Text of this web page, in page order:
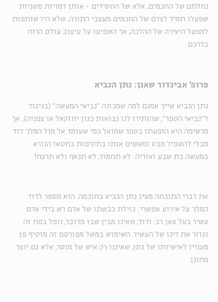
נחלתם של החכמים, אלא של החסידים - אותן דמויות משניות
שפעלו תמיד לצדם של החכמים מעצבי התורה, שלא היו שותפות
למפעל היצירה של ההלכה, אך השפיעו על עיצוב עולם הרוח
בדרכם.
פרופ' אביגדור שאנן: נתן הנביא
נתן הנביא שייך אמנם למה שמכונה "נביאי המעשה" (בניגוד
ל"נביאי הספר", שהותירו לנו נבואות כגון יחזקאל או צפניה), אך
מרשימה היא הופעתו בספר שמואל כמי שעומד אל מול המלך דוד
מבלי להשפיל מבט ומאשים אותו בתקיפות בחטאו הנורא
במעשה בת שבע ואוריה: לא תחמוד, לא תנאף ולא תרצח!
את דברי התוכחה מציג נתן הנביא בחוכמה. הוא מספר לדוד
המלך על אירוע אפשרי: גזילת כבשתו של אדם רש בידי אדם
עשיר בעל צאן רב. ודוד, שאינו מבין שבו מדובר, נופל בפח זה
וגוזר את דינו של העשיר. השימוש במשל מפורסם זה מוסיף פן
מעניין לאישיותו של נתן, שאיננו רק איש של מוסר, אלא גם יוצר
מחונן.